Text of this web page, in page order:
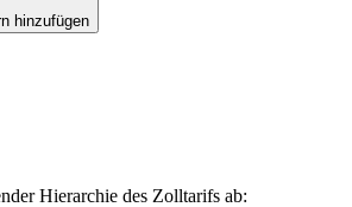
hinzufügen
Hierarchie des Zolltarifs ab: